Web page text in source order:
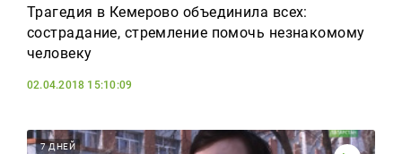
Трагедия в Кемерово объединила всех:
сострадание, стремление помочь незнакомому
человеку
02.04.2018 15:10:09
7 ДНЕЙ